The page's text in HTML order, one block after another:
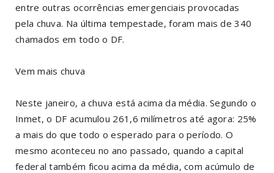
entre outras ocorrências emergenciais provocadas
pela chuva. Na última tempestade, foram mais de 340
chamados em todo o DF.
Vem mais chuva
Neste janeiro, a chuva está acima da média. Segundo o
Inmet, o DF acumulou 261,6 milímetros até agora: 25%
a mais do que todo o esperado para o período. O
mesmo aconteceu no ano passado, quando a capital
federal também ficou acima da média, com acúmulo de